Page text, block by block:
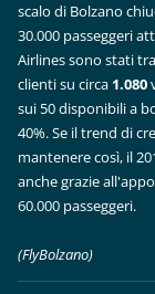
scalo di Bolzano
30.000 passeggeri
Airlines sono stati
clienti su circa 1.080
sui 50 disponibili a
40%. Se il trend di
mantenere così, il
anche grazie
60.000 passeggeri.
(FlyBolzano)